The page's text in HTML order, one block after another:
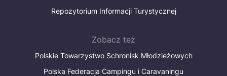
Repozytorium Informacji Turystycznej
Zobacz też
Polskie Towarzystwo Schronisk Młodzieżowych
Polska Federacja Campingu i Caravaningu